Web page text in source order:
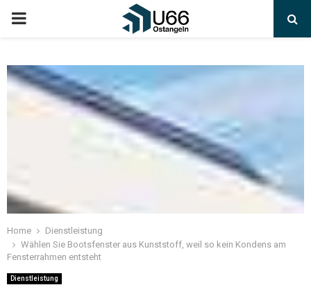
Home
Dienstleistung
Wählen Sie Bootsfenster aus Kunststoff, weil so kein Kondens am
Fensterrahmen entsteht
Dienstleistung